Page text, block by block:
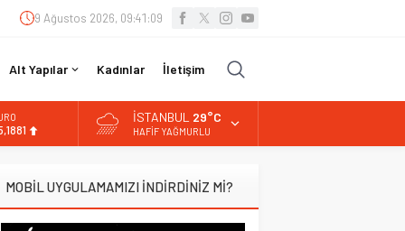
9 Ağustos 2026, 09:41:10
Alt Yapılar Kadınlar İletişim
İSTANBUL 29°C
HAFIF YAĞMURLU
MOBİL UYGULAMAMIZI İNDİRDİNİZ Mİ?